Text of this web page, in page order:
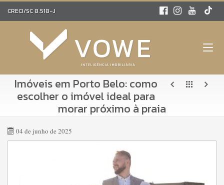
CRECI/SC 8.518-J
Imóveis em Porto Belo: como
escolher o imóvel ideal para
morar próximo à praia
04 de junho de 2025